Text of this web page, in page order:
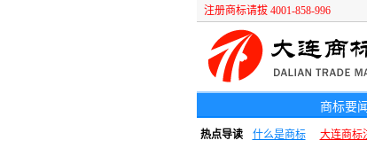
注册商标请拔 4001-858-996
商标要闻
热点导读 什么是商标 大连商标